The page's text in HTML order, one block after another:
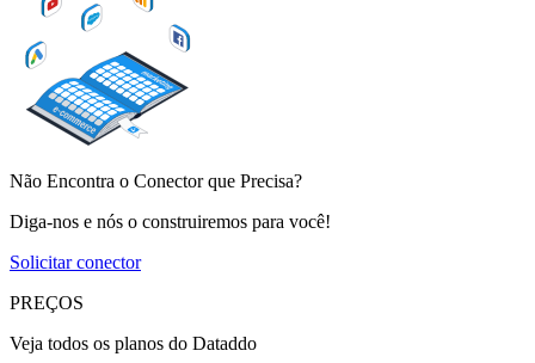
Não Encontra o Conector que Precisa?
Diga-nos e nós o construiremos para você!
Solicitar conector
PREÇOS
Veja todos os planos do Dataddo